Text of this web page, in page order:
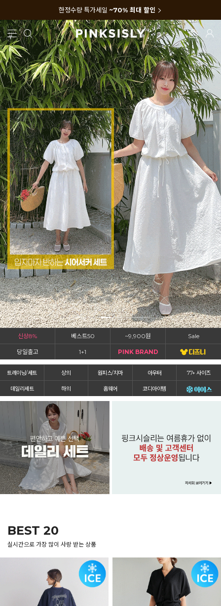
한정수량 특가세일 ~70% 최대 할인
신상8% 베스트50 ~9,900원 Sale
당일출고 1+1 PINK BRAND
트레이닝/세트 상의 원피스/치마 아우터 77+ 사이즈
데일리세트 하의 홈웨어 코디아이템
BEST 20
실시간으로 가장 많이 사랑 받는 상품